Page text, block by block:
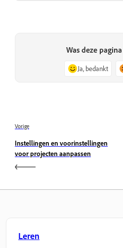
Was deze
Ja, bedankt
Vorige
Instellingen en voorinstellingen
voor projecten aanpassen
Leren